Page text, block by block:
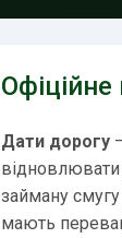
Дати дорогу
займану
мають